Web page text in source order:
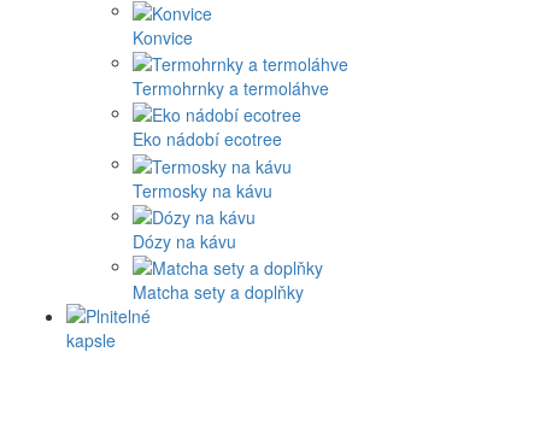
Konvice
Termohrnky a termoláhve
Eko nádobí ecotree
Termosky na kávu
Dózy na kávu
Matcha sety a doplňky